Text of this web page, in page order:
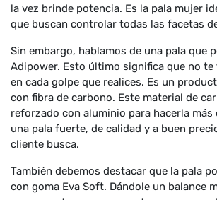
la vez brinde potencia. Es la pala mujer
que buscan controlar todas las facetas
Sin embargo, hablamos de una pala que
Adipower. Esto último significa que no
en cada golpe que realices. Es un
con fibra de carbono. Este material de
reforzado con aluminio para hacerla más
una pala fuerte, de calidad y a buen
cliente busca.
También debemos destacar que la pala
con goma Eva Soft. Dándole un balance